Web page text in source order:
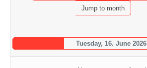
Jump to month
Tuesday, 16. June 2026